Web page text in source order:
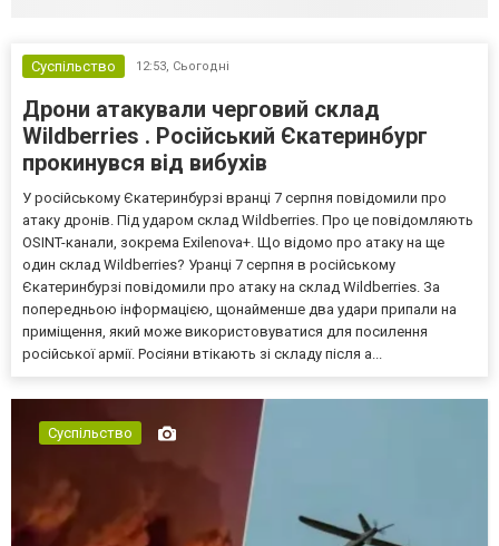
Суспільство 12:53, Сьогодні
Дрони атакували черговий склад
Wildberries . Російський Єкатеринбург
прокинувся від вибухів
У російському Єкатеринбурзі вранці 7 серпня повідомили про
атаку дронів. Під ударом склад Wildberries. Про це повідомляють
OSINT-канали, зокрема Exilenova+. Що відомо про атаку на ще
один склад Wildberries? Уранці 7 серпня в російському
Єкатеринбурзі повідомили про атаку на склад Wildberries. За
попередньою інформацією, щонайменше два удари припали на
приміщення, який може використовуватися для посилення
російської армії. Росіяни втікають зі складу після а...
Суспільство